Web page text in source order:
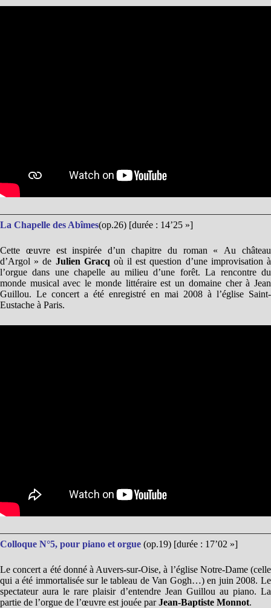
La Chapelle des Abîmes(op.26) [durée : 14’25 »]
Cette œuvre est inspirée d’un chapitre du roman « Au château
d’Argol » de Julien Gracq où il est question d’une improvisation à
l’orgue dans une chapelle au milieu d’une forêt. La rencontre du
monde musical avec le monde littéraire est un domaine cher à Jean
Guillou. Le concert a été enregistré en mai 2008 à l’église Saint-
Eustache à Paris.
Colloque N°5, pour piano et orgue (op.19) [durée : 17’02 »]
Le concert a été donné à Auvers-sur-Oise, à l’église Notre-Dame (celle
qui a été immortalisée sur le tableau de Van Gogh…) en juin 2008. Le
spectateur aura le rare plaisir d’entendre Jean Guillou au piano. La
partie de l’orgue de l’œuvre est jouée parJean-Baptiste Monnot.